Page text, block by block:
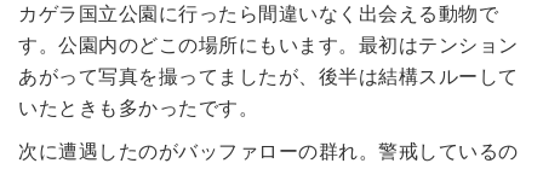
カゲラ国立公園に行ったら間違いなく出会える動物で
す。公園内のどこの場所にもいます。最初はテンション
あがって写真を撮ってましたが、後半は結構スルーして
いたときも多かったです。
次に遭遇したのがバッファローの群れ。警戒しているの